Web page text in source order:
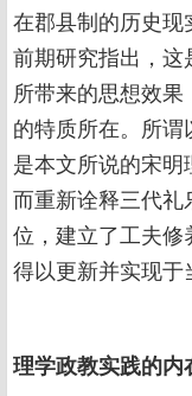
在郡县制的历史现
前期研究指出，这
所带来的思想效果
的特质所在。所
是本文所说的宋
而重新诠释三代礼
位，建立了工夫修
得以更新并实现于
理学政教实践的内